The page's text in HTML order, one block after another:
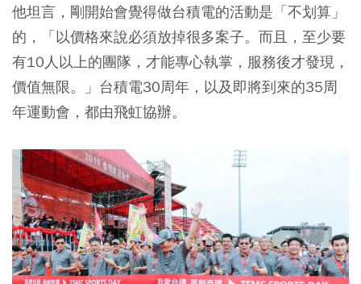
他坦言，剛開始會覺得做台積電的活動是「不划算」
的，「以價格來說必須放掉很多案子。而且，至少要
有10人以上的團隊，才能專心執掌，服務後才發現，
價值無限。」台積電30周年，以及即將到來的35周
年運動會，都由飛虹協辦。